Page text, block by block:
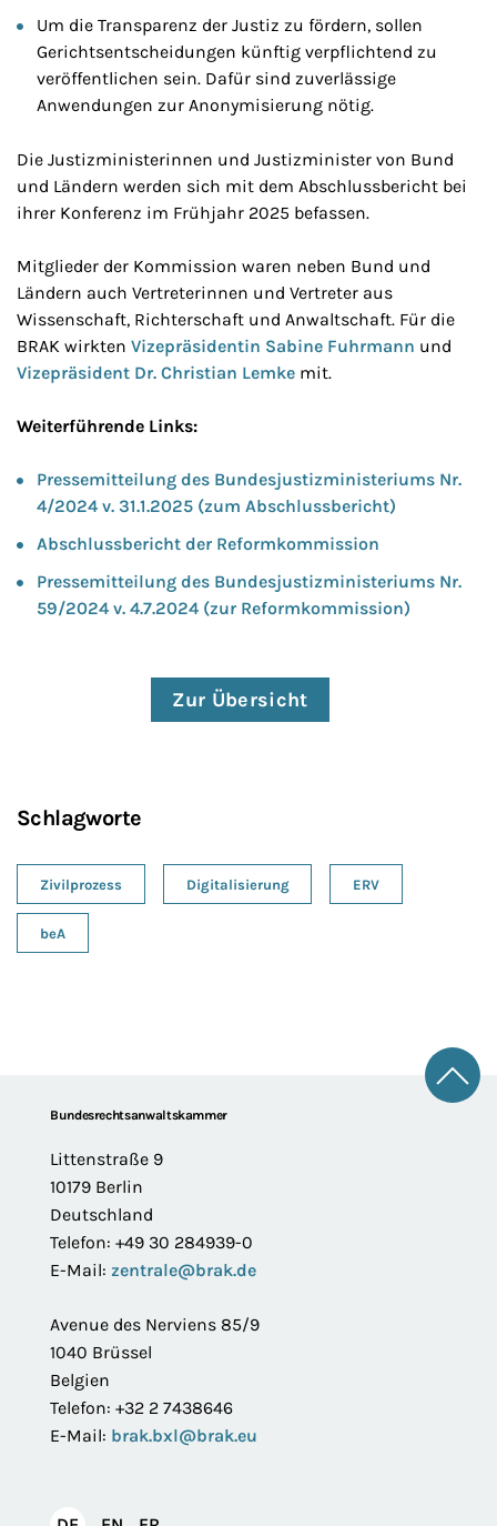
Um die Transparenz der Justiz zu fördern, sollen
Gerichtsentscheidungen künftig verpflichtend zu
veröffentlichen sein. Dafür sind zuverlässige
Anwendungen zur Anonymisierung nötig.
Die Justizministerinnen und Justizminister von Bund
und Ländern werden sich mit dem Abschlussbericht bei
ihrer Konferenz im Frühjahr 2025 befassen.
Mitglieder der Kommission waren neben Bund und
Ländern auch Vertreterinnen und Vertreter aus
Wissenschaft, Richterschaft und Anwaltschaft. Für die
BRAK wirkten Vizepräsidentin Sabine Fuhrmann und
Vizepräsident Dr. Christian Lemke mit.
Weiterführende Links:
Pressemitteilung des Bundesjustizministeriums Nr.
4/2024 v. 31.1.2025 (zum Abschlussbericht)
Abschlussbericht der Reformkommission
Pressemitteilung des Bundesjustizministeriums Nr.
59/2024 v. 4.7.2024 (zur Reformkommission)
Zur Übersicht
Schlagworte
Zivilprozess Digitalisierung ERV
beA
FooterBundesrechtsanwaltskammer
Littenstraße 9
10179 Berlin
Deutschland
Telefon: +49 30 284939-0
E-Mail: zentrale@brak.de
Avenue des Nerviens 85/9
1040 Brüssel
Belgien
Telefon: +32 2 7438646
E-Mail: brak.bxl@brak.eu